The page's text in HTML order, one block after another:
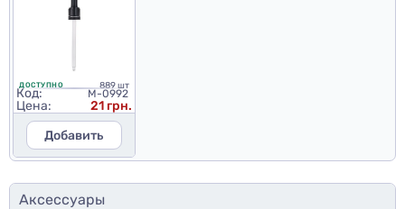
ДОСТУПНО 889 шт
Код: M-0992
Цена:
21 грн.
Добавить
Аксессуары